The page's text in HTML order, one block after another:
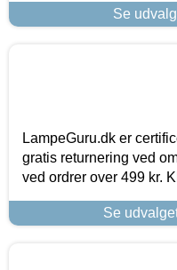
Se
LampeGuru.dk er
gratis returnering ved
ved ordrer over 499 kr.
Se